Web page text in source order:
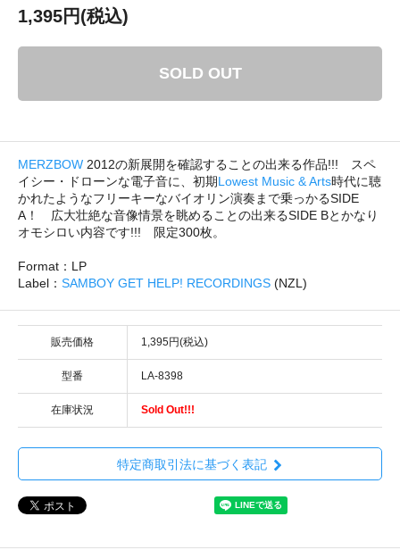
1,395円(税込)
SOLD OUT
MERZBOW 2012の新展開を確認することの出来る作品!!! スペ
イシー・ドローンな電子音に、初期Lowest Music & Arts時代に聴
かれたようなフリーキーなバイオリン演奏まで乗っかるSIDE
A！ 広大壮絶な音像情景を眺めることの出来るSIDE Bとかなり
オモシロい内容です!!! 限定300枚。
Format：LP
Label： SAMBOY GET HELP! RECORDINGS (NZL)
販売価格 1,395円(税込)
型番 LA-8398
在庫状況 Sold Out!!!
特定商取引法に基づく表記